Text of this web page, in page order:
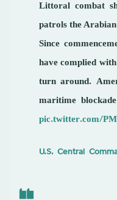
Littoral combat
patrols the
Since
have complied
turn around.
maritime
pic.twitter.com/